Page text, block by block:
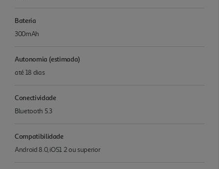
Bateria
300mAh
Autonomia (estimada)
até 18 dias
Conectividade
Bluetooth 5.3
Compatibilidade
Android 8.0, iOS1 2 ou superior